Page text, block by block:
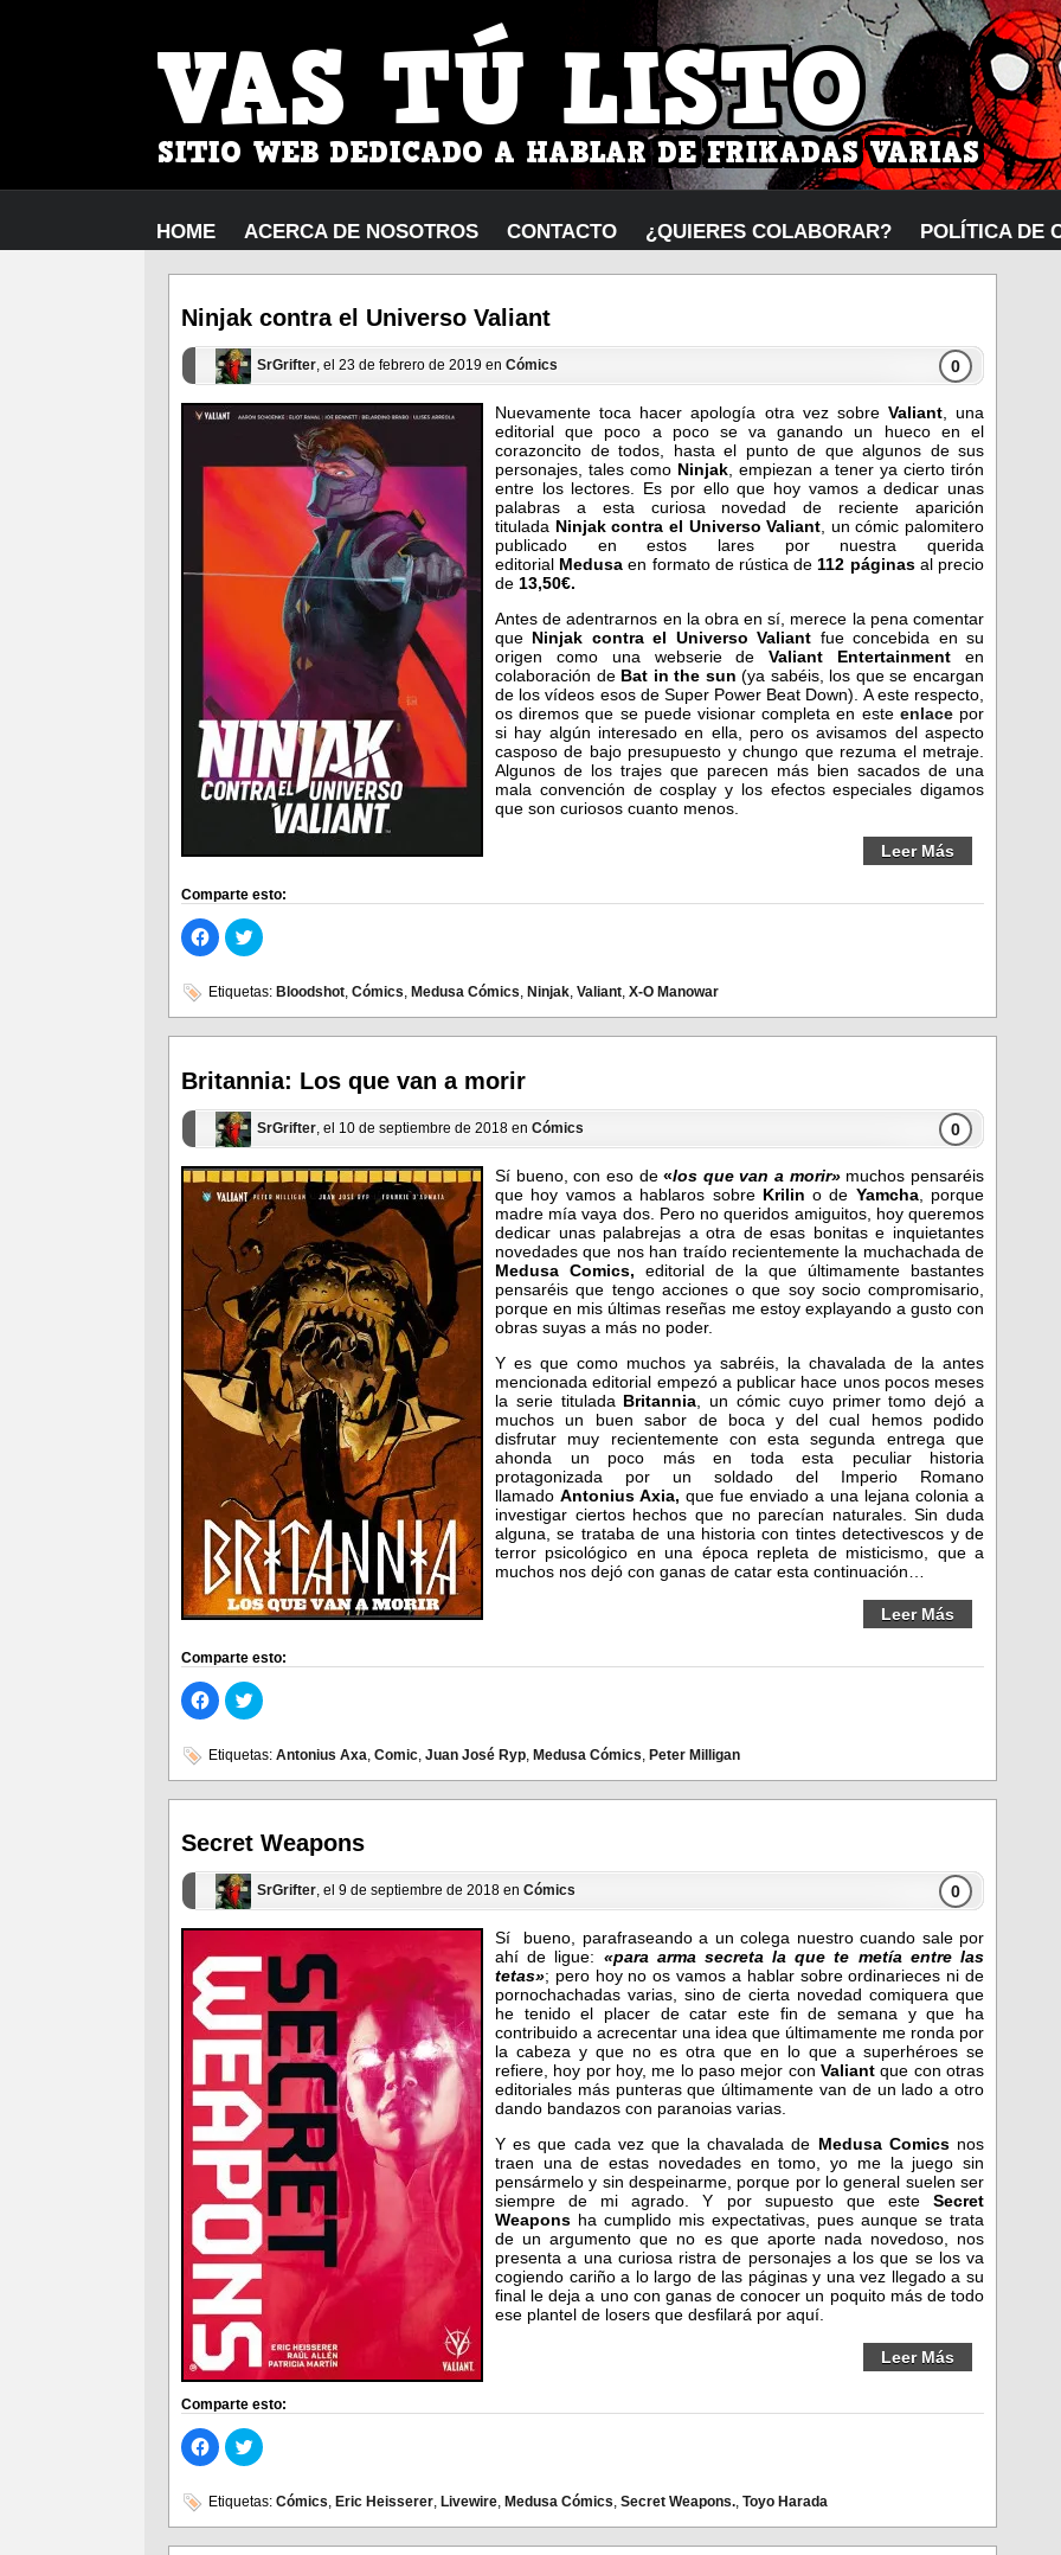
HOME ACERCA DE NOSOTROS CONTACTO ¿QUIERES COLABORAR? POLÍTICA DE
Ninjak contra el Universo Valiant
SrGrifter, el 23 de febrero de 2019 en Cómics 0
Nuevamente toca hacer apología otra vez sobre Valiant, una
editorial que poco a poco se va ganando un hueco en el
corazoncito de todos, hasta el punto de que algunos de sus
personajes, tales como Ninjak, empiezan a tener ya cierto tirón
entre los lectores. Es por ello que hoy vamos a dedicar unas
palabras a esta curiosa novedad de reciente aparición
titulada Ninjak contra el Universo Valiant, un cómic palomitero
publicado en estos lares por nuestra querida
editorial Medusaen formato de rústica de112 páginasal precio
de 13,50€.
Antes de adentrarnos en la obra en sí, merece la pena comentar
que Ninjak contra el Universo Valiant fue concebida en su
origen como una webserie deValiant Entertainment en
colaboración de Bat in the sun (ya sabéis, los que se encargan
de los vídeos esos de Super Power Beat Down). A este respecto,
os diremos que se puede visionar completa en este enlacepor
si hay algún interesado en ella, pero os avisamos del aspecto
casposo de bajo presupuesto y chungo que rezuma el metraje.
Algunos de los trajes que parecen más bien sacados de una
mala convención de cosplay y los efectos especiales digamos
que son curiosos cuanto menos.
Leer Más
Comparte esto:
Haz
clic
para
en
Facebook
(Se
abre
ventana
nueva)
Haz
clic
en
(Se
abre
ventana
nueva)
Etiquetas: Bloodshot, Cómics, Medusa Cómics, Ninjak, Valiant, X-O Manowar
Britannia: Los que van a morir
SrGrifter, el 10 de septiembre de 2018 en Cómics 0
Sí bueno, con eso de«los que van a morir»muchos pensaréis
que hoy vamos a hablaros sobre Krilin o de Yamcha, porque
madre mía vaya dos. Pero no queridos amiguitos, hoy queremos
dedicar unas palabrejas a otra de esas bonitas e inquietantes
novedades que nos han traído recientemente la muchachada de
Medusa Comics, editorial de la que últimamente bastantes
pensaréis que tengo acciones o que soy socio compromisario,
porque en mis últimas reseñas me estoy explayando a gusto con
obras suyas a más no poder.
Y es que como muchos ya sabréis, la chavalada de la antes
mencionada editorial empezó a publicar hace unos pocos meses
la serie titulada Britannia , un cómic cuyo primer tomo dejó a
muchos un buen sabor de boca y del cual hemos podido
disfrutar muy recientemente con esta segunda entrega que
ahonda un poco más en toda esta peculiar historia
protagonizada por un soldado del Imperio Romano
llamado Antonius Axia, que fue enviado a una lejana colonia a
investigar ciertos hechos que no parecían naturales. Sin duda
alguna, se trataba de una historia con tintes detectivescos y de
terror psicológico en una época repleta de misticismo, que a
muchos nos dejó con ganas de catar esta continuación…
Leer Más
Comparte esto:
Haz
clic
para
en
Facebook
(Se
abre
ventana
nueva)
Haz
clic
en
(Se
abre
ventana
nueva)
Etiquetas: Antonius Axa, Comic, Juan José Ryp, Medusa Cómics, Peter Milligan
Secret Weapons
SrGrifter, el 9 de septiembre de 2018 en Cómics 0
Sí bueno, parafraseando a un colega nuestro cuando sale por
ahí de ligue: «para arma secreta la que te metía entre las
tetas»; pero hoy no os vamos a hablar sobre ordinarieces ni de
pornochachadas varias, sino de cierta novedad comiquera que
he tenido el placer de catar este fin de semana y que ha
contribuido a acrecentar una idea que últimamente me ronda por
la cabeza y que no es otra que en lo que a superhéroes se
refiere, hoy por hoy, me lo paso mejor con Valiant que con otras
editoriales más punteras que últimamente van de un lado a otro
dando bandazos con paranoias varias.
Y es que cada vez que la chavalada de Medusa Comicsnos
traen una de estas novedades en tomo, yo me la juego sin
pensármelo y sin despeinarme, porque por lo general suelen ser
siempre de mi agrado. Y por supuesto que este Secret
Weapons ha cumplido mis expectativas, pues aunque se trata
de un argumento que no es que aporte nada novedoso, nos
presenta a una curiosa ristra de personajes a los que se los va
cogiendo cariño a lo largo de las páginas y una vez llegado a su
final le deja a uno con ganas de conocer un poquito más de todo
ese plantel de losers que desfilará por aquí.
Leer Más
Comparte esto:
Haz
clic
para
en
Facebook
(Se
abre
Haz
clic
en
(Se
abre
Etiquetas: Cómics, Eric Heisserer, Livewire, Medusa Cómics, Secret Weapons., Toyo Harada